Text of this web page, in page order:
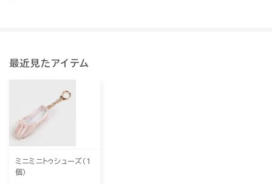
最近見たアイテム
ミニミニトゥシューズ（1
個）